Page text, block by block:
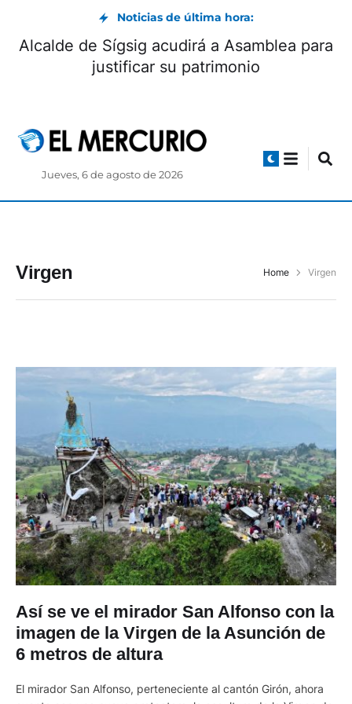
Noticias de última hora:
Alcalde de Sígsig acudirá a Asamblea para
justificar su patrimonio
Jueves, 6 de agosto de 2026
Virgen Home Virgen
Así se ve el mirador San Alfonso con la
imagen de la Virgen de la Asunción de
6 metros de altura
El mirador San Alfonso, perteneciente al cantón Girón, ahora